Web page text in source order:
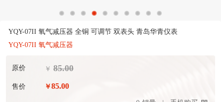
YQY-07II 氧气减压器 全铜 可调节 双表头 青岛华青仪表
YQY-07II 氧气减压器
原价 ￥ 85.00
售价 ￥85.00